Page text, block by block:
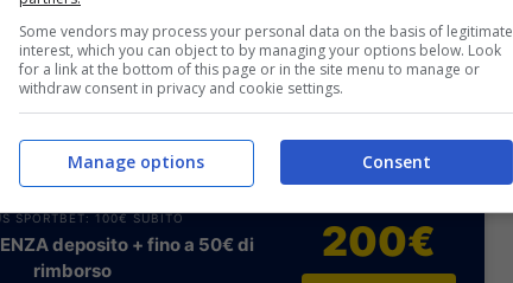
9. Albon (Red Bull) 85; 10. Gasly (Alpha Tauri)
Romeo) 4.
533; 2. Red Bull 274; 3. McLaren 171; 4. Racing
Alpha Tauri 97; 8. Alfa Romeo 8; 9. Haas 3.
SPORTBET: 100€ SUBITO
deposito + fino a 50€ di
rimborso
200€
Some vendors may process your personal data on the basis of legitimate
interest, which you can object to by managing your options below. Look
for a link at the bottom of this page or in the site menu to manage or
withdraw consent in privacy and cookie settings.
Consent
Manage options